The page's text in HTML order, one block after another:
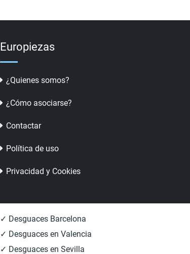
Europiezas
¿Quienes somos?
¿Cómo asociarse?
Contactar
Política de uso
Privacidad y Cookies
✓ Desguaces Barcelona
✓ Desguaces en Valencia
✓ Desguaces en Sevilla